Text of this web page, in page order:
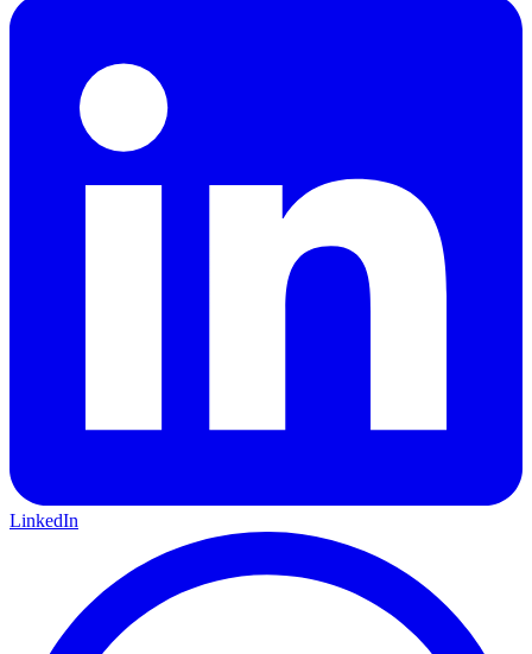
LinkedIn